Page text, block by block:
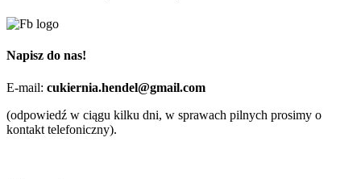
Napisz do nas!
E-mail: cukiernia.hendel@gmail.com
(odpowiedź w ciągu kilku dni, w sprawach pilnych prosimy o
kontakt telefoniczny).